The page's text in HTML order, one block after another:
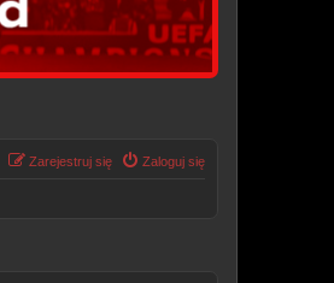
Zaloguj się
Zarejestruj się